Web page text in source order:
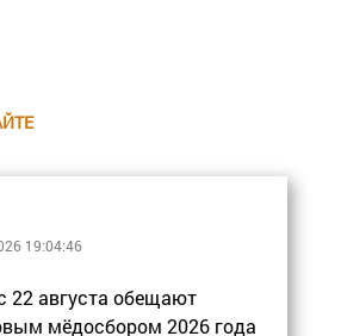
19:04:46
22 августа обещают
мёдосбором 2026 года